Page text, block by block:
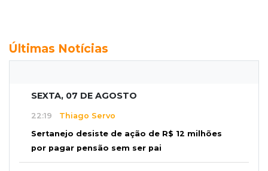
Últimas Notícias
SEXTA, 07 DE AGOSTO
22:19 Thiago Servo
Sertanejo desiste de ação de R$ 12 milhões
por pagar pensão sem ser pai